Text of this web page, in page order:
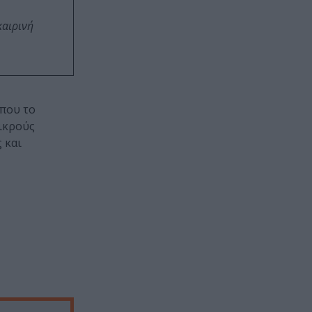
το
και